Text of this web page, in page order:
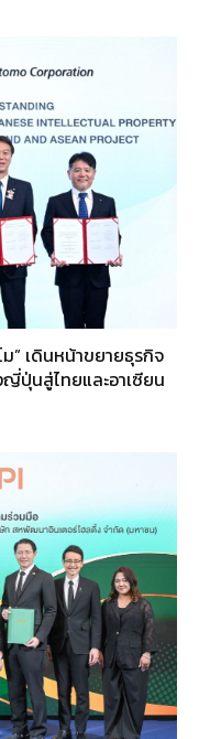
” เดินหน้าขยายธุรกิจ
ปุ่นสู่ไทยและอาเซียน